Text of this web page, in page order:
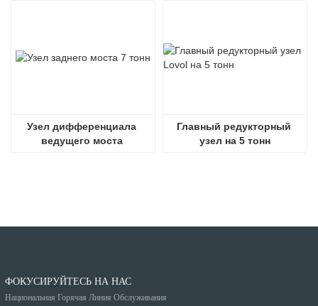
Узел дифференциала
ведущего моста
Главный редукторный
узел на 5 тонн
ФОКУСИРУЙТЕСЬ НА НАС
Национальная Горячая Линия Обслуживания